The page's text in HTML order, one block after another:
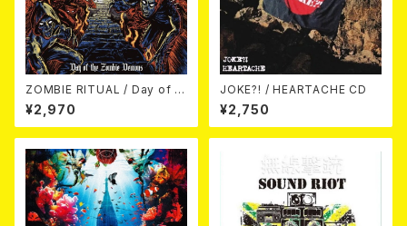
ZOMBIE RITUAL / Day of th
e Zombie Demons
¥2,970
JOKE?! / HEARTACHE CD
¥2,750